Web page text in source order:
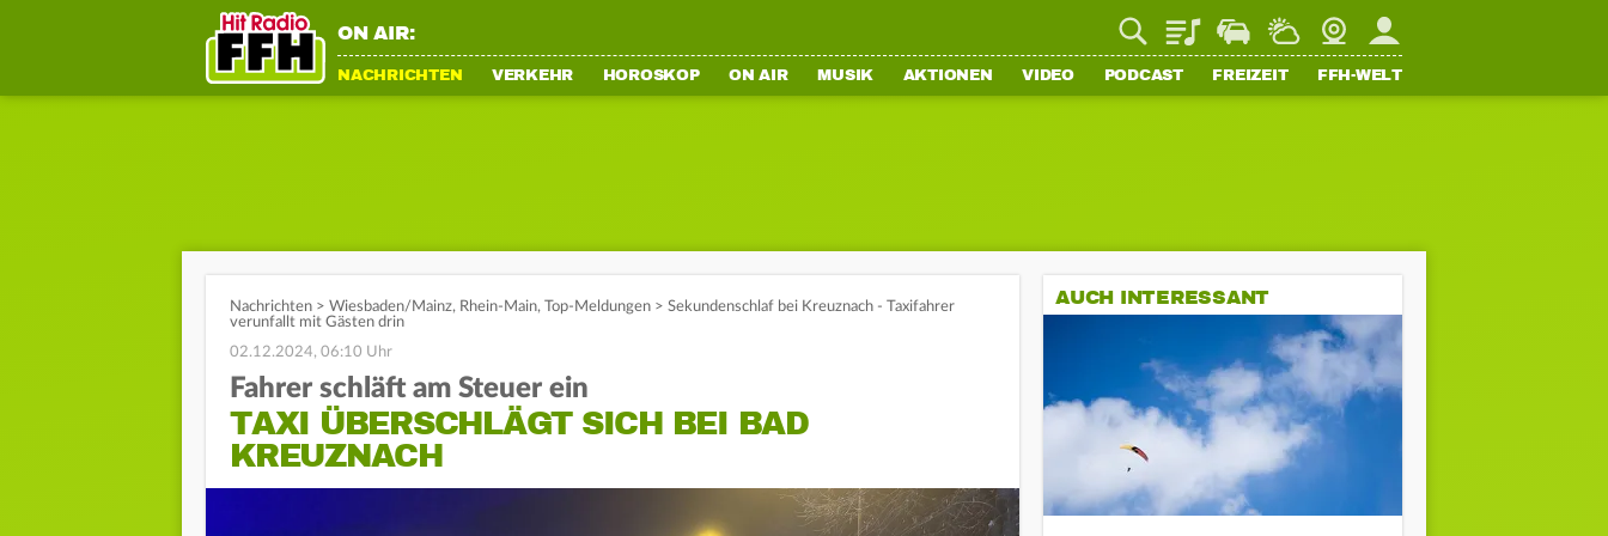
ON AIR: PlaylistStaupilotWetterWebcamMein FFH
NACHRICHTEN VERKEHR HOROSKOP ON AIR MUSIK AKTIONEN VIDEO PODCAST FREIZEIT FFH-WELT
Nachrichten > Wiesbaden/Mainz, Rhein-Main, Top-Meldungen > Sekundenschlaf bei Kreuznach - Taxifahrer
verunfallt mit Gästen drin
02.12.2024, 06:10 Uhr
Fahrer schläft am Steuer ein
TAXI ÜBERSCHLÄGT SICH BEI BAD
KREUZNACH
AUCH INTERESSANT